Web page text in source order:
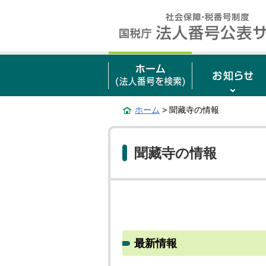
ホーム > 聞藏寺の情報
聞藏寺の情報
最新情報